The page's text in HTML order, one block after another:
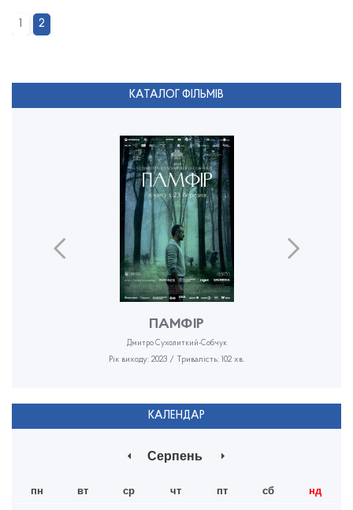
1 2
КАТАЛОГ ФІЛЬМІВ
ПАМФІР
Дмитро Сухолиткий-Собчук
Рік виходу: 2023 / Тривалість: 102 хв.
КАЛЕНДАР
Серпень
пн вт ср чт пт сб нд